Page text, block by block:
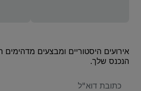
אירועים היסטוריים ומבצעים
הנכנס שלך.
שלכם